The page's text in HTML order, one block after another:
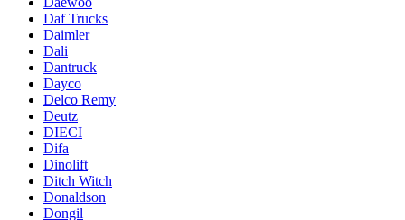
Daf Trucks
Daimler
Dali
Dantruck
Dayco
Delco Remy
Deutz
DIECI
Difa
Dinolift
Ditch Witch
Donaldson
Dongil